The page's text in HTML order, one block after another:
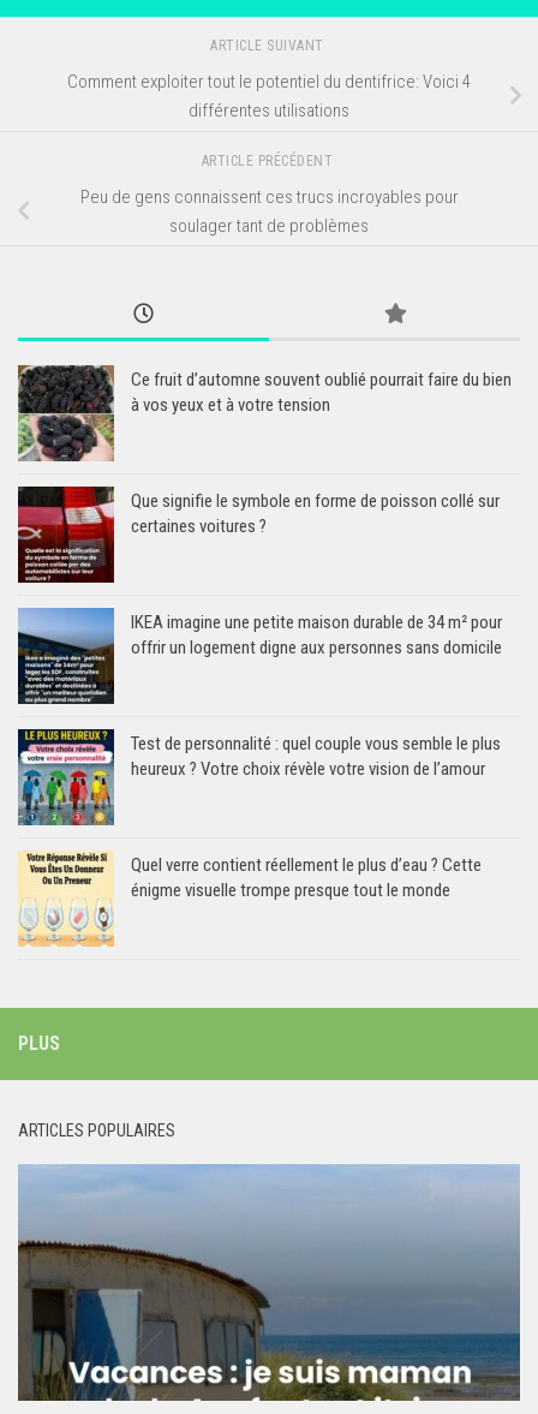
ARTICLE SUIVANT
Comment exploiter tout le potentiel du dentifrice: Voici 4
différentes utilisations
ARTICLE PRÉCÉDENT
Peu de gens connaissent ces trucs incroyables pour
soulager tant de problèmes
Ce fruit d’automne souvent oublié pourrait faire du bien
à vos yeux et à votre tension
Que signifie le symbole en forme de poisson collé sur
certaines voitures ?
IKEA imagine une petite maison durable de 34 m² pour
offrir un logement digne aux personnes sans domicile
Test de personnalité : quel couple vous semble le plus
heureux ? Votre choix révèle votre vision de l’amour
Quel verre contient réellement le plus d’eau ? Cette
énigme visuelle trompe presque tout le monde
PLUS
ARTICLES POPULAIRES